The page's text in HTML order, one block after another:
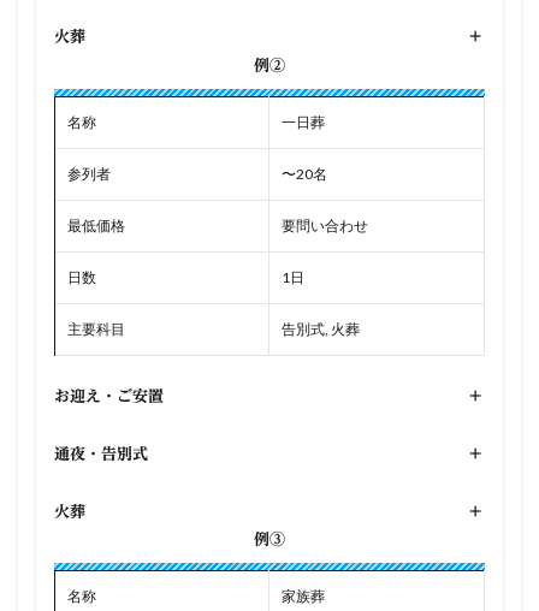
火葬
+
例②
名称 一日葬
参列者 〜20名
最低価格 要問い合わせ
日数 1日
主要科目 告別式, 火葬
お迎え・ご安置 +
通夜・告別式 +
火葬
+
例③
名称 家族葬